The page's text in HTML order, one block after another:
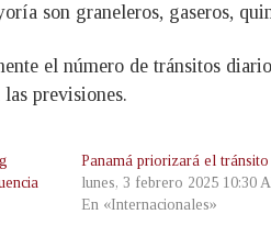
son graneleros, gaseros,
el número de tránsitos
previsiones.
Panamá priorizará el tránsito
lunes, 3 febrero 2025 10:30
En «Internacionales»